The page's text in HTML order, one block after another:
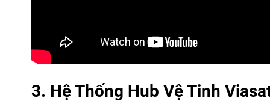
3. Hệ Thống Hub Vệ Tinh